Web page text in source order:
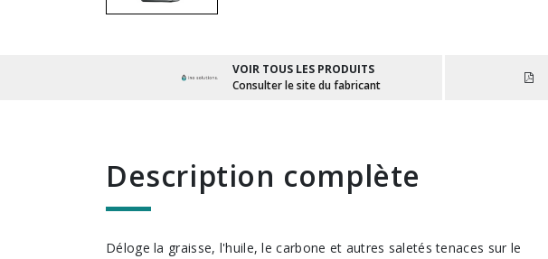
VOIR TOUS LES PRODUITS
Consulter le site du fabricant
description complète
Déloge la graisse, l'huile, le carbone et autres saletés tenaces sur le